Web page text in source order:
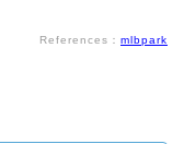
References： mlbpark